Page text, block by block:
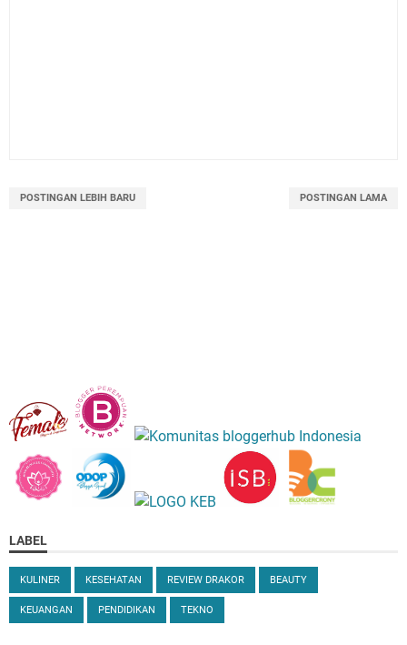
POSTINGAN LEBIH BARU POSTINGAN LAMA
LABEL
KULINER KESEHATAN REVIEW DRAKOR BEAUTY
KEUANGAN PENDIDIKAN TEKNO